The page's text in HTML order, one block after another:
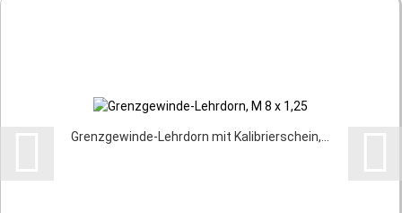
Grenzgewinde-Lehrdorn mit Kalibrierschein,...